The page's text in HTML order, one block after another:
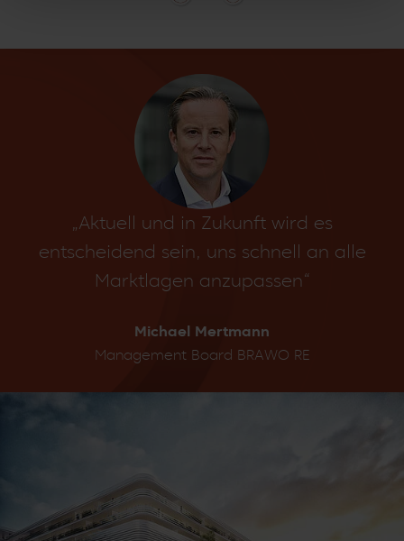
„Aktuell und in Zukunft wird es
entscheidend sein, uns schnell an alle
Marktlagen anzupassen“
Michael Mertmann
Management Board BRAWO RE